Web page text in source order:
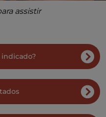
assistir